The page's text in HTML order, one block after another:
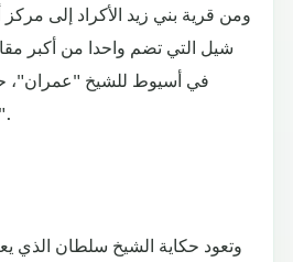
ومن قرية بني زيد الأكراد إلى
شيل التي تضم واحدا من أكبر
في أسيوط للشيخ
"مسجد الشيخ سلطان".
وتعود حكاية الشيخ سلطان الذي